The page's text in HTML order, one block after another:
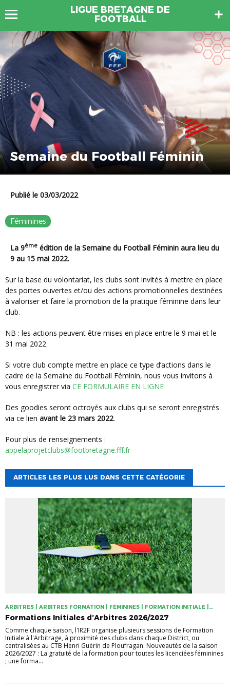
LIGUE BRETAGNE DE
FOOTBALL
Semaine du Football Féminin
Publié le 03/03/2022
Féminines
La 9ème édition de la Semaine du Football Féminin aura lieu du
9 au 15 mai 2022.
Sur la base du volontariat, les clubs sont invités à mettre en place
des portes ouvertes et/ou des actions promotionnelles destinées
à valoriser et faire la promotion de la pratique féminine dans leur
club.
NB : les actions peuvent être mises en place entre le 9 mai et le
31 mai 2022.
Si votre club compte mettre en place ce type d’actions dans le
cadre de la Semaine du Football Féminin, nous vous invitons à
vous enregistrer via CE FORMULAIRE EN LIGNE
Des goodies seront octroyés aux clubs qui se seront enregistrés
via ce lien avant le 23 mars 2022.
Pour plus de renseignements :
appelaprojetclubs@footbretagne.fff.fr
ARTICLES LES PLUS LUS DANS CETTE CATÉGORIE
ARBITRES | ARBITRES FORMATION | FÉMININES | FORMATION INITIALE |
STATUT DE L'ARBITRAGE
Formations Initiales d’Arbitres 2026/2027
Comme chaque saison, l'IR2F organise plusieurs sessions de Formation
Initiale à l'Arbitrage, à proximité des clubs dans chaque District, ou
centralisées au CTB Henri Guérin de Ploufragan. Nouveautés de la saison
2026/2027 : La gratuité de la formation pour toutes les licenciées féminines
; une forma...